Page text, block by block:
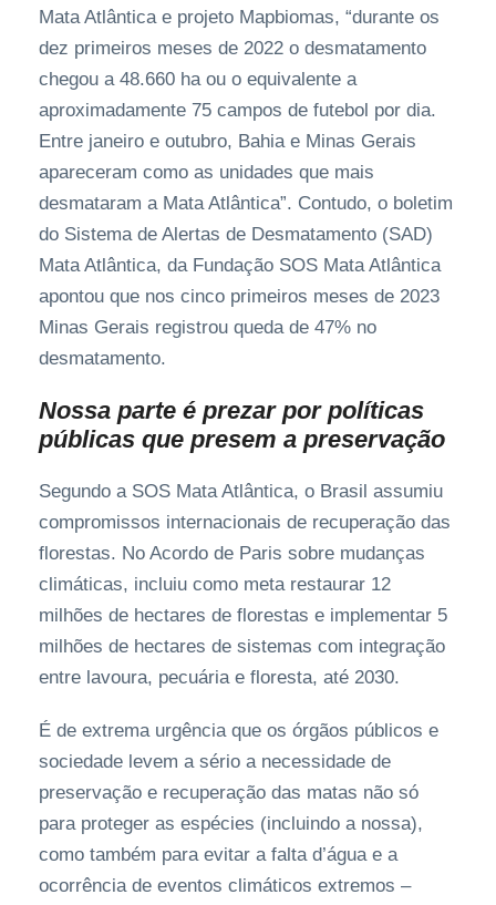
Mata Atlântica e projeto Mapbiomas, “durante os
dez primeiros meses de 2022 o desmatamento
chegou a 48.660 ha ou o equivalente a
aproximadamente 75 campos de futebol por dia.
Entre janeiro e outubro, Bahia e Minas Gerais
apareceram como as unidades que mais
desmataram a Mata Atlântica”. Contudo, o boletim
do Sistema de Alertas de Desmatamento (SAD)
Mata Atlântica, da Fundação SOS Mata Atlântica
apontou que nos cinco primeiros meses de 2023
Minas Gerais registrou queda de 47% no
desmatamento.
Nossa parte é prezar por políticas
públicas que presem a preservação
Segundo a SOS Mata Atlântica, o Brasil assumiu
compromissos internacionais de recuperação das
florestas. No Acordo de Paris sobre mudanças
climáticas, incluiu como meta restaurar 12
milhões de hectares de florestas e implementar 5
milhões de hectares de sistemas com integração
entre lavoura, pecuária e floresta, até 2030.
É de extrema urgência que os órgãos públicos e
sociedade levem a sério a necessidade de
preservação e recuperação das matas não só
para proteger as espécies (incluindo a nossa),
como também para evitar a falta d’água e a
ocorrência de eventos climáticos extremos –